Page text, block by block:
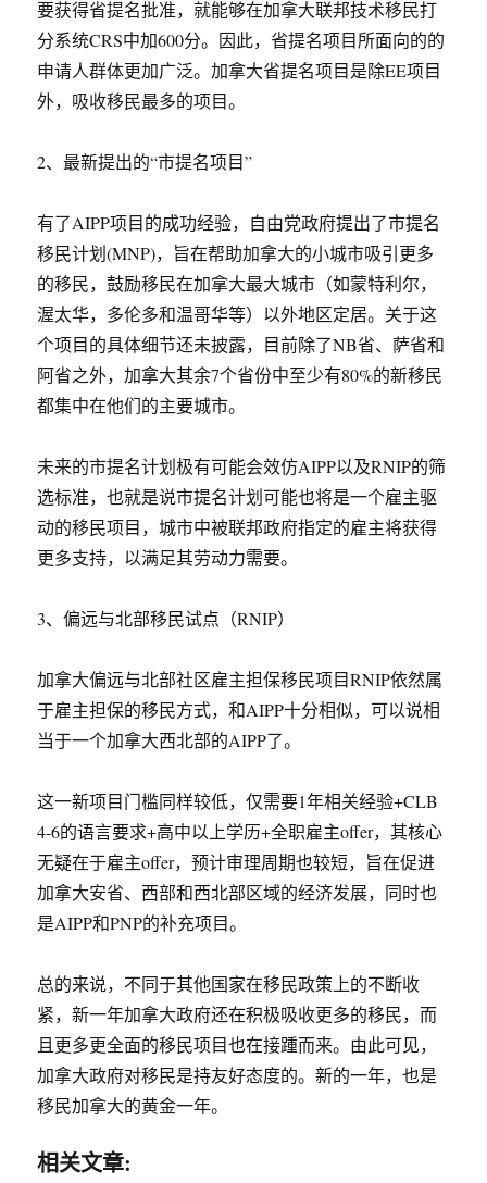
要获得省提名批准，就能够在加拿大联邦技术移民打
分系统CRS中加600分。因此，省提名项目所面向的的
申请人群体更加广泛。加拿大省提名项目是除EE项目
外，吸收移民最多的项目。
2、最新提出的“市提名项目”
有了AIPP项目的成功经验，自由党政府提出了市提名
移民计划(MNP)，旨在帮助加拿大的小城市吸引更多
的移民，鼓励移民在加拿大最大城市（如蒙特利尔，
渥太华，多伦多和温哥华等）以外地区定居。关于这
个项目的具体细节还未披露，目前除了NB省、萨省和
阿省之外，加拿大其余7个省份中至少有80%的新移民
都集中在他们的主要城市。
未来的市提名计划极有可能会效仿AIPP以及RNIP的筛
选标准，也就是说市提名计划可能也将是一个雇主驱
动的移民项目，城市中被联邦政府指定的雇主将获得
更多支持，以满足其劳动力需要。
3、偏远与北部移民试点（RNIP）
加拿大偏远与北部社区雇主担保移民项目RNIP依然属
于雇主担保的移民方式，和AIPP十分相似，可以说相
当于一个加拿大西北部的AIPP了。
这一新项目门槛同样较低，仅需要1年相关经验+CLB
4-6的语言要求+高中以上学历+全职雇主offer，其核心
无疑在于雇主offer，预计审理周期也较短，旨在促进
加拿大安省、西部和西北部区域的经济发展，同时也
是AIPP和PNP的补充项目。
总的来说，不同于其他国家在移民政策上的不断收
紧，新一年加拿大政府还在积极吸收更多的移民，而
且更多更全面的移民项目也在接踵而来。由此可见，
加拿大政府对移民是持友好态度的。新的一年，也是
移民加拿大的黄金一年。
相关文章: